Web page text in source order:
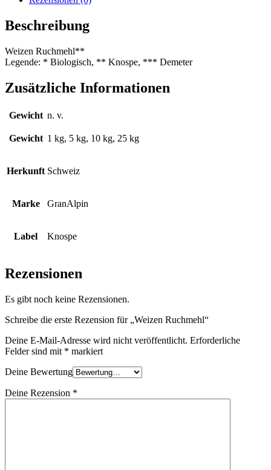
Beschreibung
Weizen Ruchmehl**
Legende: * Biologisch, ** Knospe, *** Demeter
Zusätzliche Informationen
Gewicht n. v.
Gewicht 1 kg, 5 kg, 10 kg, 25 kg
Herkunft Schweiz
Marke GranAlpin
Label Knospe
Rezensionen
Es gibt noch keine Rezensionen.
Schreibe die erste Rezension für „Weizen Ruchmehl“
Deine E-Mail-Adresse wird nicht veröffentlicht. Erforderliche
Felder sind mit * markiert
Deine Bewertung
Deine Rezension *